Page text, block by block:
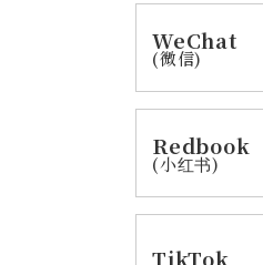
WeChat
(微信)
Redbook
(小红书)
TikTok